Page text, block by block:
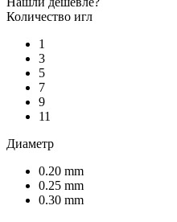
Количество игл
1
3
5
7
9
11
Диаметр
0.20 mm
0.25 mm
0.30 mm